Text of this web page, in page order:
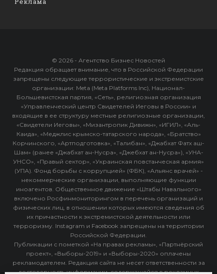
© 2026 - Агентство Бизнес Новостей
Редакция обращает внимание, что в Российской Федерации
запрещены следующие террористические и экстремистские
организации: Meta (Meta Platforms Inc), Национал-
Большевистская партия, «Сеть», религиозная организация
«Управленческий центр Свидетелей Иеговы в России» и
входящие в ее структуру местные религиозные организации,
«Свидетели Иеговы», «Мизантропик Дивижн», «ИГИЛ», «Аль-
Каида», «Меджлис крымско-татарского народа», «Братство»
Корчинского, «Артподготовка», «Талибан», «Джабхат Фатх аш-
Шам» (ранее «Джабхат ан-Нусра», «Джебхат ан-Нусра»), «УНА-
УНСО», «Правый сектор», «Украинская повстанческая армия»
(УПА). Фонд борьбы с коррупцией» (ФБК), «Альянс врачей» -
некоммерческие организации, выполняющие функции
иноагентов. Общественное движение «Штабы Навального»
включено Росфинмониторингом в перечень организаций и
физических лиц, в отношении которых имеются сведения об
их причастности к экстремистской деятельности или
терроризму. Instagram и Facebook запрещены на территории
Российской Федерации.
Публикации с пометкой «На правах рекламы», «Партнёрский
проект», «Выборы-2019» и «Выборы-2020» оплачены
рекламодателем. Редакция сайта не несет ответственности за
достоверность информации, содержащейся в рекламных